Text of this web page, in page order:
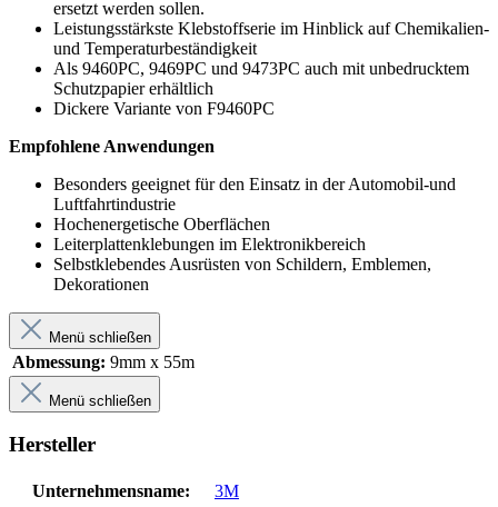
ersetzt werden sollen.
Leistungsstärkste Klebstoffserie im Hinblick auf Chemikalien-
und Temperaturbeständigkeit
Als 9460PC, 9469PC und 9473PC auch mit unbedrucktem
Schutzpapier erhältlich
Dickere Variante von F9460PC
Empfohlene Anwendungen
Besonders geeignet für den Einsatz in der Automobil-und
Luftfahrtindustrie
Hochenergetische Oberflächen
Leiterplattenklebungen im Elektronikbereich
Selbstklebendes Ausrüsten von Schildern, Emblemen,
Dekorationen
Menü schließen
Abmessung: 9mm x 55m
Menü schließen
Hersteller
Unternehmensname:
3M